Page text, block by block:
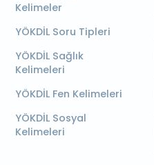
Kelimeler
YÖKDİL Soru Tipleri
YÖKDİL Sağlık
Kelimeleri
YÖKDİL Fen Kelimeleri
YÖKDİL Sosyal
Kelimeleri